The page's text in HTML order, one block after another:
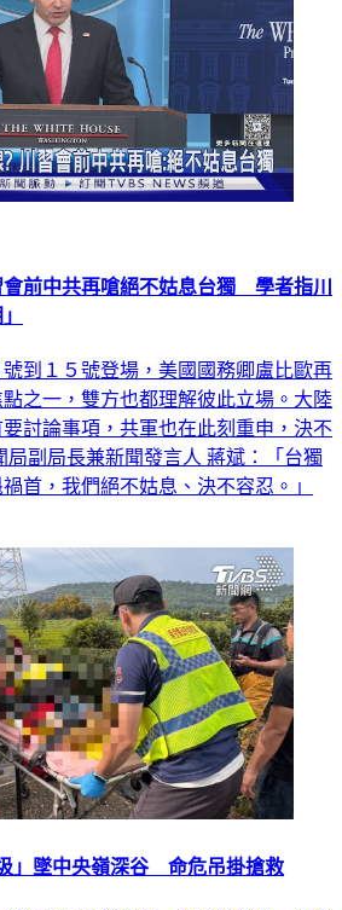
前中共再嗆絕不姑息台獨 學者指川
到１５號登場，美國國務卿盧比歐再
之一，雙方也都理解彼此立場。大陸
討論事項，共軍也在此刻重申，決不
局副局長兼新聞發言人 蔣斌：「台獨
首，我們絕不姑息、決不容忍。」
」墜中央嶺深谷 命危吊掛搶救